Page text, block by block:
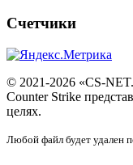
Счетчики
© 2021-2026 «CS-
Counter Strike
целях.
Любой файл будет удален